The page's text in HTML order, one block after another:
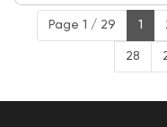
Page 1 / 29 1
28